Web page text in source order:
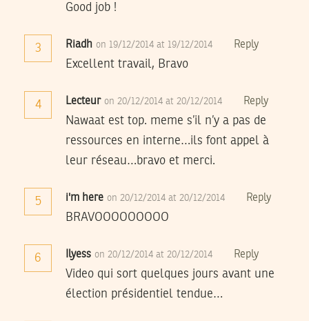
Good job !
3 Riadh on 19/12/2014 at 19/12/2014 Reply
Excellent travail, Bravo
4 Lecteur on 20/12/2014 at 20/12/2014 Reply
Nawaat est top. meme s’il n’y a pas de
ressources en interne…ils font appel à
leur réseau…bravo et merci.
5 i'm here on 20/12/2014 at 20/12/2014 Reply
BRAVOOOOOOOOO
6 Ilyess on 20/12/2014 at 20/12/2014 Reply
Video qui sort quelques jours avant une
élection présidentiel tendue…